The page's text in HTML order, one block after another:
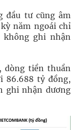
đầu tư cũng âm
năm ngoái chỉ
ghi nhận
dòng tiền thuần
86.688 tỷ đồng,
ghi nhận dương